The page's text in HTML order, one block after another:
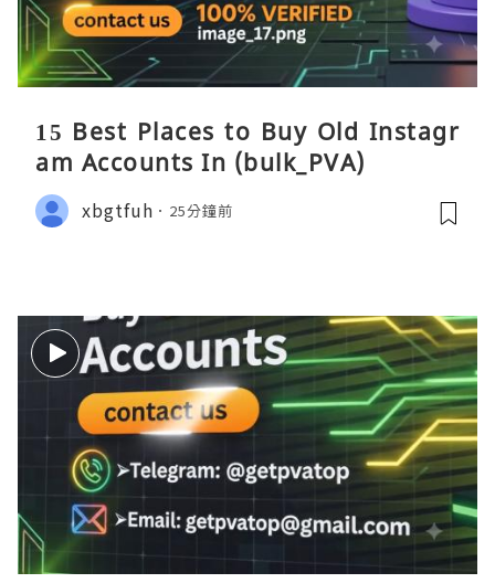
15 Best Places to Buy Old Instagr
am Accounts In (bulk_PVA)
xbgtfuh 25分鐘前